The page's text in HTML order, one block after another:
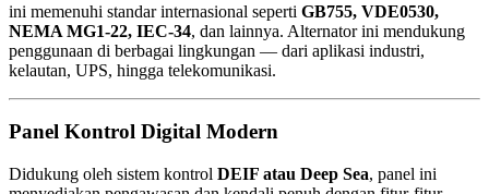
ini memenuhi standar internasional seperti GB755, VDE0530,
NEMA MG1-22, IEC-34, dan lainnya. Alternator ini mendukung
penggunaan di berbagai lingkungan — dari aplikasi industri,
kelautan, UPS, hingga telekomunikasi.
Panel Kontrol Digital Modern
Didukung oleh sistem kontrol DEIF atau Deep Sea, panel ini